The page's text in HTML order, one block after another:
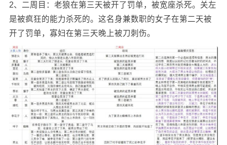
2、二周目：老狼在第三天被开了罚单，被宽座杀死。关左
是被疯狂的能力杀死的。这名身兼数职的女子在第二天被
开了罚单，寡妇在第三天晚上被刀刺伤。